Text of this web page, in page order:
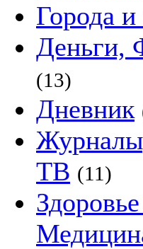
Города
Деньги,
(13)
Дневник
ТВ (11)